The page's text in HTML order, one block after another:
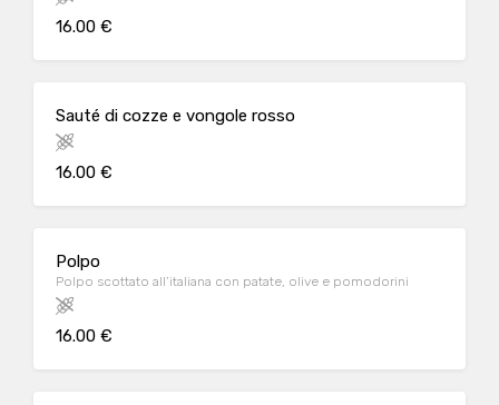
16.00 €
Sauté di cozze e vongole rosso
16.00 €
Polpo
Polpo scottato all’italiana con patate, olive e pomodorini
16.00 €